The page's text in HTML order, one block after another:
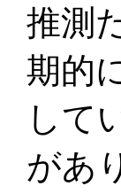
推測
期的
して
があ